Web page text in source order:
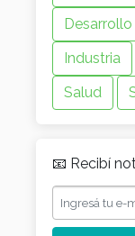
Industria
Salud
📧 Recibí